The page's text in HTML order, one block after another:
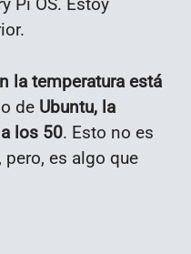
Pi OS. Estoy
la temperatura está
de Ubuntu, la
los 50. Esto no es
es algo que